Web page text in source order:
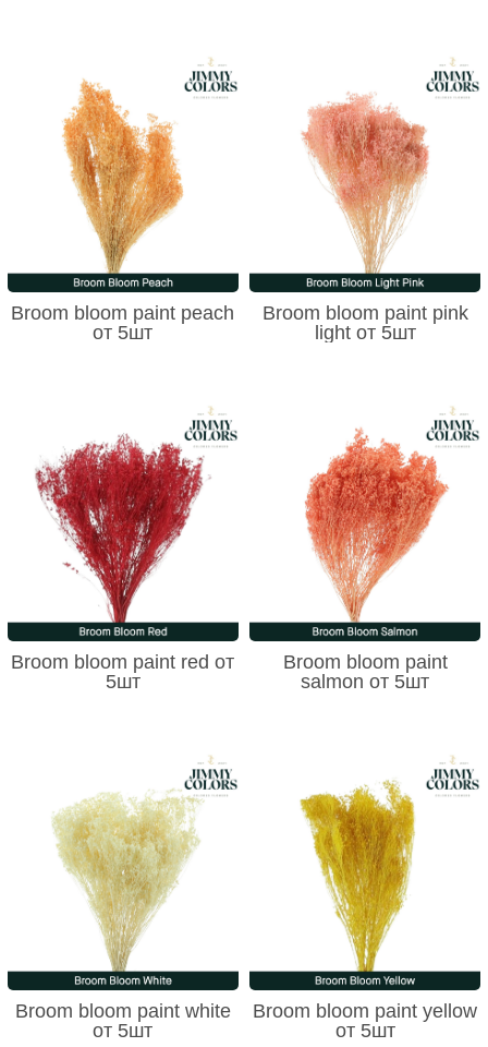
Broom bloom paint peach
от 5шт
Broom bloom paint pink
light от 5шт
Broom bloom paint red от
5шт
Broom bloom paint
salmon от 5шт
Broom bloom paint white
от 5шт
Broom bloom paint yellow
от 5шт